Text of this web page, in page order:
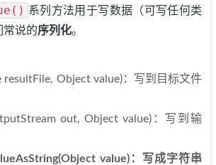
系列方法用于写数据（可写任何类
常说的序列化。
resultFile, Object value)：写到目标文件
out, Object value)：写到输
value)：写成字符串